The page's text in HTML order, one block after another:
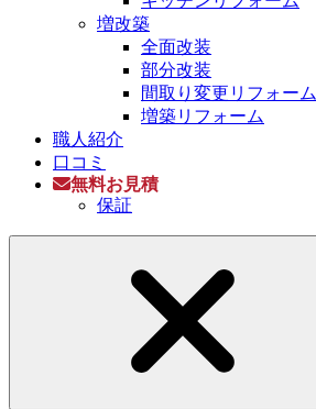
増改築
全面改装
部分改装
間取り変更リフォーム
増築リフォーム
職人紹介
口コミ
無料お見積
保証